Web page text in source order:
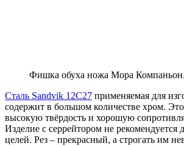
Фишка обуха ножа Мора Компаньон.
Сталь Sandvik 12C27 применяемая для
содержит в большом количестве хром.
высокую твёрдость и хорошую
Изделие с серрейтором не рекомендуется
целей. Рез – прекрасный, а строгать им